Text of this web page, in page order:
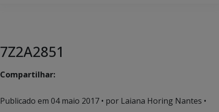
7Z2A2851
Compartilhar:
Publicado em 04 maio 2017 • por Laiana Horing Nantes •